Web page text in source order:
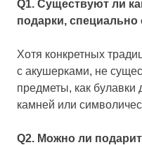
Q1. Существуют ли
подарки,
Хотя конкретных
с акушерками, не
предметы, как
камней или
Q2. Можно ли